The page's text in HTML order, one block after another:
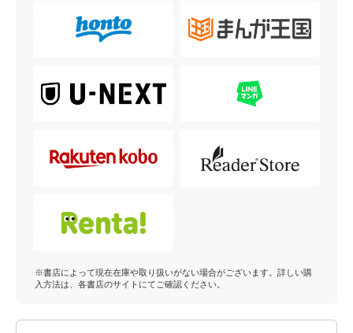
※書店によって現在在庫や取り扱いがない場合がございます。詳しい購
入方法は、各書店のサイトにてご確認ください。